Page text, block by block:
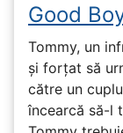
Good
Tommy, un
și forțat să
către un
încearcă să-l